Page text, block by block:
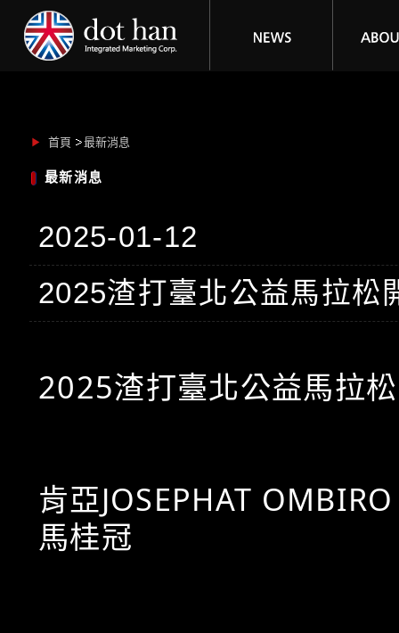
首頁 最新消息
最新消息
2025-01-12
2025渣打臺北公益馬拉松
2025渣打臺北公益馬拉
肯亞JOSEPHAT
馬桂冠